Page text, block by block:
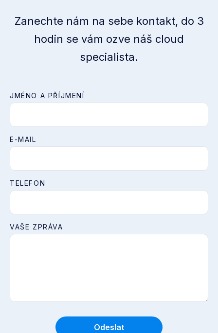
Zanechte nám na sebe kontakt, do 3
hodin se vám ozve náš cloud
specialista.
JMÉNO A PŘÍJMENÍ
E-MAIL
TELEFON
VAŠE ZPRÁVA
Odeslat